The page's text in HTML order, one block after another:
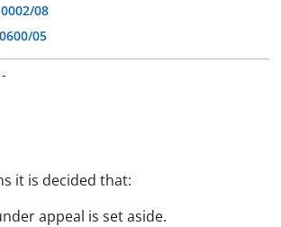
08
05
-
it is decided that:
appeal is set aside.